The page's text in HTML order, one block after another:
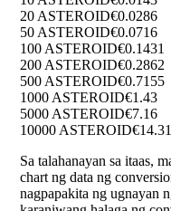
20 ASTEROID€0.0286
50 ASTEROID€0.0716
100 ASTEROID€0.1431
200 ASTEROID€0.2862
500 ASTEROID€0.7155
1000 ASTEROID€1.43
5000 ASTEROID€7.16
10000 ASTEROID€14.31
Sa talahanayan sa itaas,
chart ng data ng
nagpapakita ng ugnayan